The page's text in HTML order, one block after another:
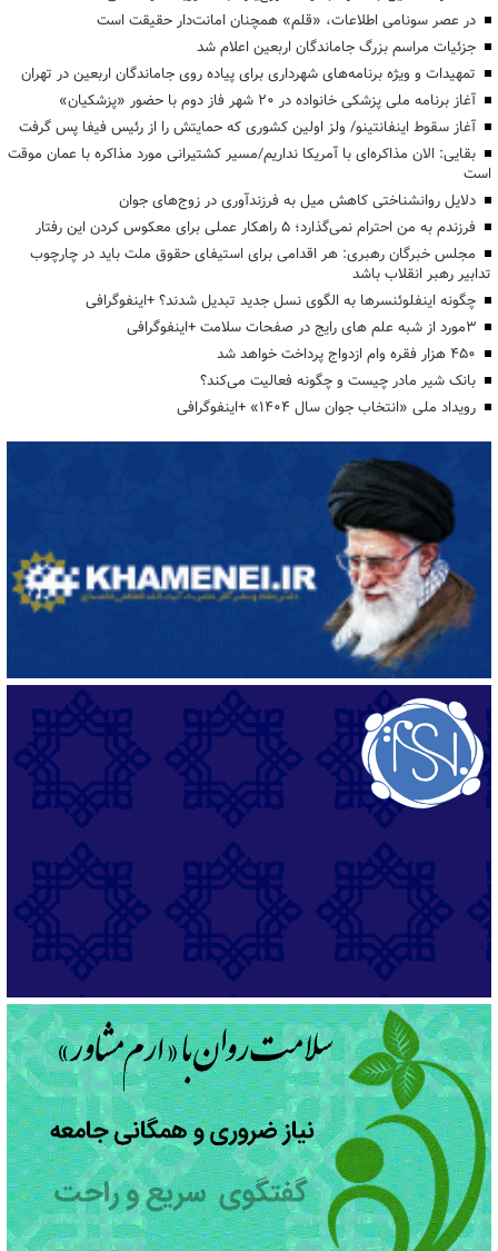
در عصر سونامی اطلاعات، «قلم» همچنان امانت‌دار حقیقت است
جزئیات مراسم بزرگ جاماندگان اربعین اعلام شد
تمهیدات و ویژه برنامه‌های شهرداری برای پیاده روی جاماندگان اربعین در تهران
آغاز برنامه ملی پزشکی خانواده در ۲۰ شهر فاز دوم با حضور «پزشکیان»
آغاز سقوط اینفانتینو/ ولز اولین کشوری که حمایتش را از رئیس فیفا پس گرفت
بقایی: الان مذاکره‌ای با آمریکا نداریم/مسیر کشتیرانی مورد مذاکره با عمان موقت
است
دلایل روانشناختی کاهش میل به فرزندآوری در زوج‌های جوان
فرزندم به من احترام نمی‌گذارد؛ ۵ راهکار عملی برای معکوس کردن این رفتار
مجلس خبرگان رهبری: هر اقدامی برای استیفای حقوق ملت باید در چارچوب
تدابیر رهبر انقلاب باشد
چگونه اینفلوئنسرها به الگوی نسل جدید تبدیل شدند؟ +اینفوگرافی
3مورد از شبه علم های رایج در صفحات سلامت +اینفوگرافی
۴۵۰ هزار فقره وام ازدواج پرداخت خواهد شد
بانک شیر مادر چیست و چگونه فعالیت می‌کند؟
رویداد ملی «انتخاب جوان سال ۱۴۰۴» +اینفوگرافی